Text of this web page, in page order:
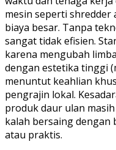
mesin seperti
biaya besar. Tanpa
sangat tidak efisien.
karena mengubah
dengan estetika tinggi
menuntut keahlian
pengrajin lokal.
produk daur ulan
kalah bersaing dengan
atau praktis.